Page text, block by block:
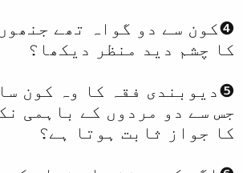
❹کون سے دو گواہ تھے
کا چشم دید منظر دیکھا؟
❺دیوبندی فقہ کا وہ کون
جس سے دو مردوں کے باہمی
کا جواز ثابت ہوتا ہے؟